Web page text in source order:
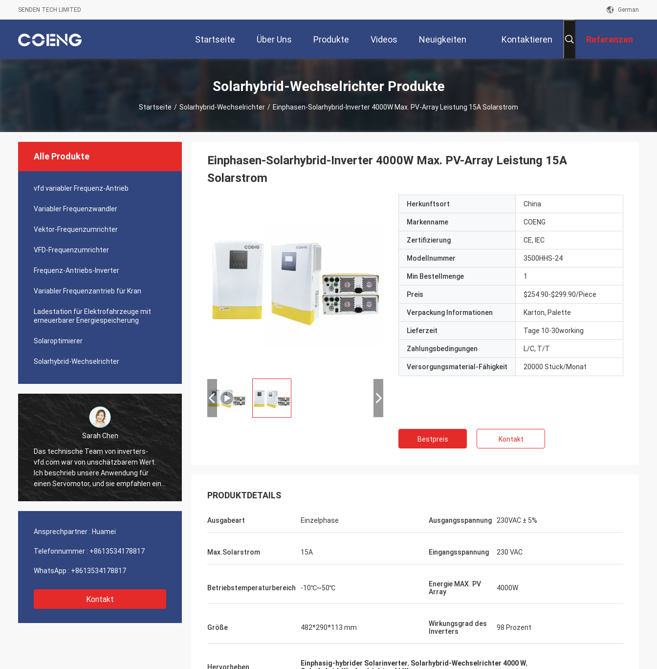
SENDEN TECH LIMITED German
Startseite Über Uns Produkte Videos Neuigkeiten Kontaktieren Referenzen
Solarhybrid-Wechselrichter Produkte
Startseite / Solarhybrid-Wechselrichter / Einphasen-Solarhybrid-Inverter 4000W Max. PV-Array Leistung 15A Solarstrom
Alle Produkte
vfd variabler Frequenz-Antrieb
Variabler Frequenzwandler
Vektor-Frequenzumrichter
VFD-Frequenzumrichter
Frequenz-Antriebs-Inverter
Variabler Frequenzantrieb für Kran
Ladestation für Elektrofahrzeuge mit
erneuerbarer Energiespeicherung
Solaroptimierer
Solarhybrid-Wechselrichter
Sarah Chen
Das technische Team von inverters-
vfd.com war von unschätzbarem Wert.
Ich beschrieb unsere Anwendung für
einen Servomotor, und sie empfahlen ein
Modell mit überlegenem dynamischen
Beratung und ein Hochleistungsprodukt!
Integration ist die Kommunikation
Wir sind beeindruckt von der Logistik und
der soliden Leistung dieser Komponenten.
Emily White
Wir benötigten einen geräuscharmen
verwendet haben, zu einem Bruchteil der
Kosten. Hervorragend für spezielle
Wir sind das Risiko mit inverters-vfd.com
häufigen Ausfallprobleme beseitigt. Ein
Ansprechpartner : Huamei
Telefonnummer : +8613534178817
WhatsApp : +8613534178817
Kontakt
Einphasen-Solarhybrid-Inverter 4000W Max. PV-Array Leistung 15A
Solarstrom
Herkunftsort China
Markenname COENG
Zertifizierung CE, IEC
Modellnummer 3500HHS-24
Min Bestellmenge 1
Preis $254.90-$299.90/Piece
Verpackung Informationen Karton, Palette
Lieferzeit Tage 10-30working
Zahlungsbedingungen L/C, T/T
Versorgungsmaterial-Fähigkeit 20000 Stück/Monat
Bestpreis Kontakt
PRODUKTDETAILS
Ausgabeart Einzelphase Ausgangsspannung 230VAC ± 5%
Max.Solarstrom 15A Eingangsspannung 230 VAC
Betriebstemperaturbereich -10℃~50℃
Energie MAX. PV
Array
4000W
Größe 482*290*113 mm
Wirkungsgrad des
Inverters
98 Prozent
Hervorheben Einphasig-hybrider Solarinverter, Solarhybrid-Wechselrichter 4000 W,